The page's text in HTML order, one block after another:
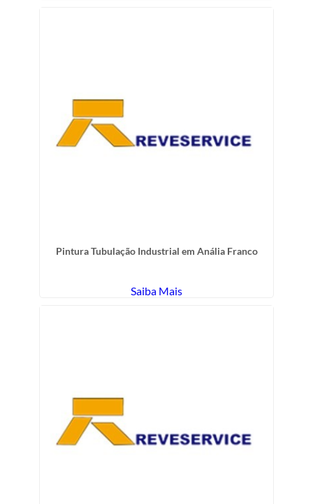
Pintura Tubulação Industrial em Anália Franco
Saiba Mais